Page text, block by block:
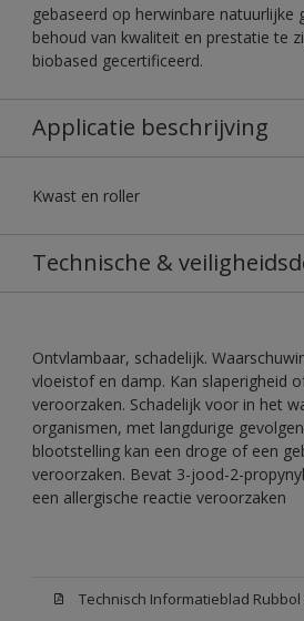
gebaseerd op herwinbare natuurlijke
behoud van kwaliteit en prestatie te
biobased gecertificeerd.
Applicatie beschrijving
Kwast en roller
Technische &
Ontvlambaar, schadelijk.
vloeistof en damp. Kan slaperigheid
veroorzaken. Schadelijk voor in het
organismen, met langdurige
blootstelling kan een droge of een
veroorzaken. Bevat 3-jood-2-
een allergische reactie veroorzaken